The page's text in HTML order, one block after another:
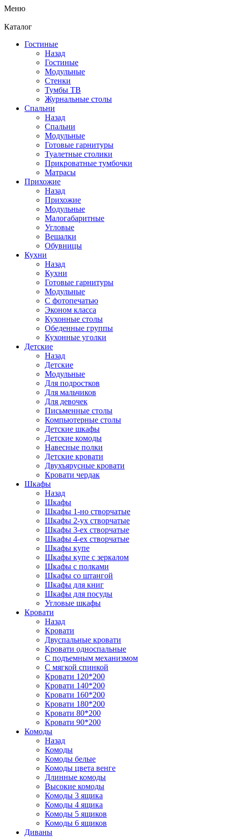
Меню
Каталог
Гостиные
Назад
Гостиные
Модульные
Стенки
Тумбы ТВ
Журнальные столы
Спальни
Назад
Спальни
Модульные
Готовые гарнитуры
Туалетные столики
Прикроватные тумбочки
Матрасы
Прихожие
Назад
Прихожие
Модульные
Малогабаритные
Угловые
Вешалки
Обувницы
Кухни
Назад
Кухни
Готовые гарнитуры
Модульные
С фотопечатью
Эконом класса
Кухонные столы
Обеденные группы
Кухонные уголки
Детские
Назад
Детские
Модульные
Для подростков
Для мальчиков
Для девочек
Письменные столы
Компьютерные столы
Детские шкафы
Детские комоды
Навесные полки
Детские кровати
Двухъярусные кровати
Кровати чердак
Шкафы
Назад
Шкафы
Шкафы 1-но створчатые
Шкафы 2-ух створчатые
Шкафы 3-ех створчатые
Шкафы 4-ех створчатые
Шкафы купе
Шкафы купе с зеркалом
Шкафы с полками
Шкафы со штангой
Шкафы для книг
Шкафы для посуды
Угловые шкафы
Кровати
Назад
Кровати
Двуспальные кровати
Кровати односпальные
С подъемным механизмом
С мягкой спинкой
Кровати 120*200
Кровати 140*200
Кровати 160*200
Кровати 180*200
Кровати 80*200
Кровати 90*200
Комоды
Назад
Комоды
Комоды белые
Комоды цвета венге
Длинные комоды
Высокие комоды
Комоды 3 ящика
Комоды 4 ящика
Комоды 5 ящиков
Комоды 6 ящиков
Диваны